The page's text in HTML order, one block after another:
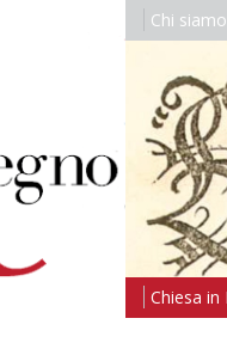
Chi siamo
Chiesa in